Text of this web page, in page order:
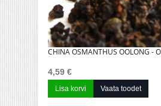
CHINA OSMANTHUS OOLONG -
4,59 €
Lisa korvi Vaata toodet